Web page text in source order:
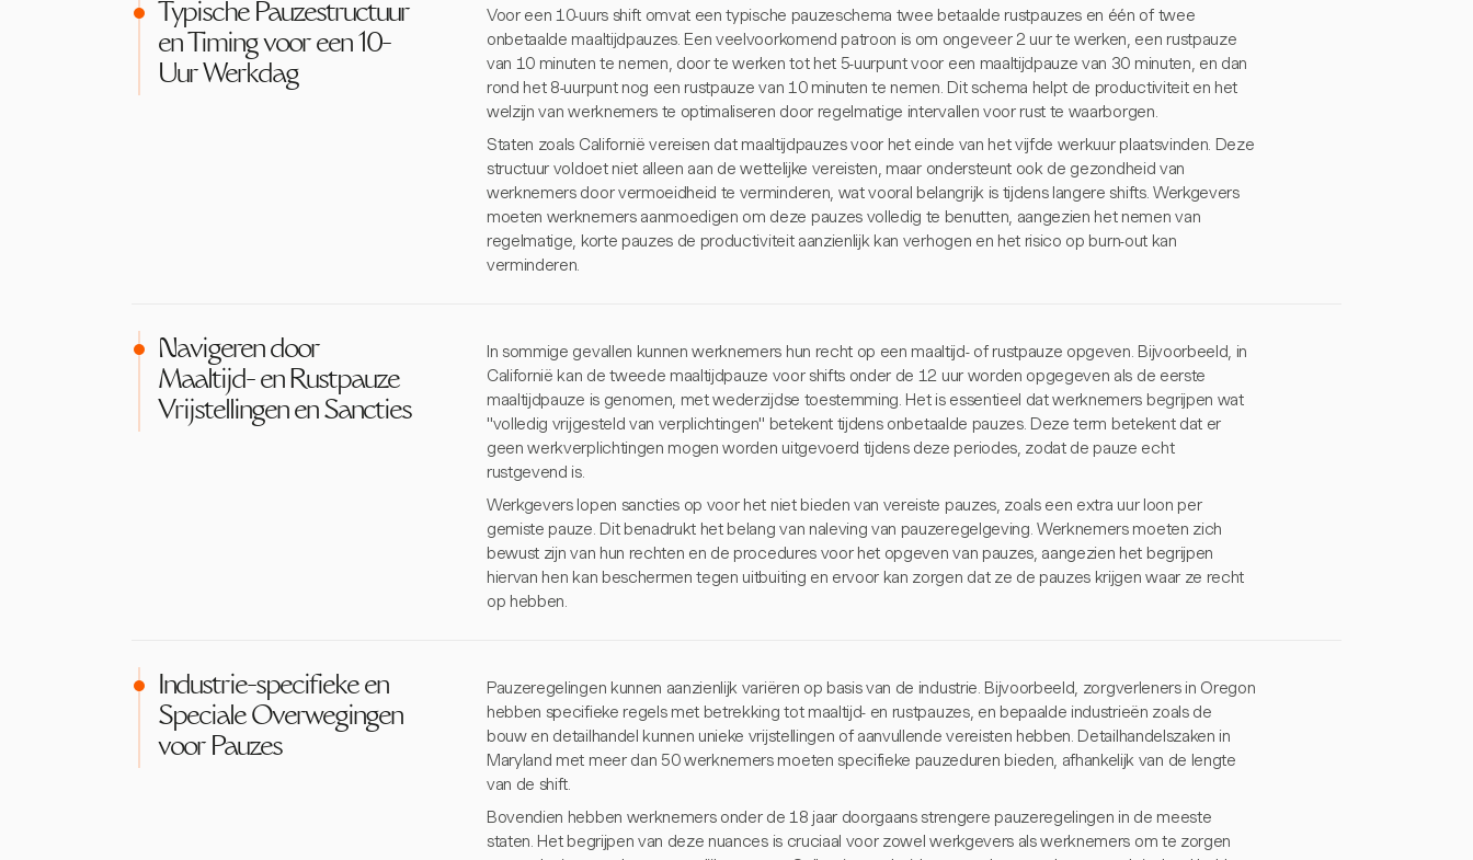
Typische Pauzestructuur
en Timing voor een 10-
Uur Werkdag
Voor een 10-uurs shift omvat een typische pauzeschema twee betaalde rustpauzes en één of twee
onbetaalde maaltijdpauzes. Een veelvoorkomend patroon is om ongeveer 2 uur te werken, een rustpauze
van 10 minuten te nemen, door te werken tot het 5-uurpunt voor een maaltijdpauze van 30 minuten, en dan
rond het 8-uurpunt nog een rustpauze van 10 minuten te nemen. Dit schema helpt de productiviteit en het
welzijn van werknemers te optimaliseren door regelmatige intervallen voor rust te waarborgen.
Staten zoals Californië vereisen dat maaltijdpauzes voor het einde van het vijfde werkuur plaatsvinden. Deze
structuur voldoet niet alleen aan de wettelijke vereisten, maar ondersteunt ook de gezondheid van
werknemers door vermoeidheid te verminderen, wat vooral belangrijk is tijdens langere shifts. Werkgevers
moeten werknemers aanmoedigen om deze pauzes volledig te benutten, aangezien het nemen van
regelmatige, korte pauzes de productiviteit aanzienlijk kan verhogen en het risico op burn-out kan
verminderen.
Navigeren door
Maaltijd- en Rustpauze
Vrijstellingen en Sancties
In sommige gevallen kunnen werknemers hun recht op een maaltijd- of rustpauze opgeven. Bijvoorbeeld, in
Californië kan de tweede maaltijdpauze voor shifts onder de 12 uur worden opgegeven als de eerste
maaltijdpauze is genomen, met wederzijdse toestemming. Het is essentieel dat werknemers begrijpen wat
"volledig vrijgesteld van verplichtingen" betekent tijdens onbetaalde pauzes. Deze term betekent dat er
geen werkverplichtingen mogen worden uitgevoerd tijdens deze periodes, zodat de pauze echt
rustgevend is.
Werkgevers lopen sancties op voor het niet bieden van vereiste pauzes, zoals een extra uur loon per
gemiste pauze. Dit benadrukt het belang van naleving van pauzeregelgeving. Werknemers moeten zich
bewust zijn van hun rechten en de procedures voor het opgeven van pauzes, aangezien het begrijpen
hiervan hen kan beschermen tegen uitbuiting en ervoor kan zorgen dat ze de pauzes krijgen waar ze recht
op hebben.
Industrie-specifieke en
Speciale Overwegingen
voor Pauzes
Pauzeregelingen kunnen aanzienlijk variëren op basis van de industrie. Bijvoorbeeld, zorgverleners in Oregon
hebben specifieke regels met betrekking tot maaltijd- en rustpauzes, en bepaalde industrieën zoals de
bouw en detailhandel kunnen unieke vrijstellingen of aanvullende vereisten hebben. Detailhandelszaken in
Maryland met meer dan 50 werknemers moeten specifieke pauzeduren bieden, afhankelijk van de lengte
van de shift.
Bovendien hebben werknemers onder de 18 jaar doorgaans strengere pauzeregelingen in de meeste
staten. Het begrijpen van deze nuances is cruciaal voor zowel werkgevers als werknemers om te zorgen